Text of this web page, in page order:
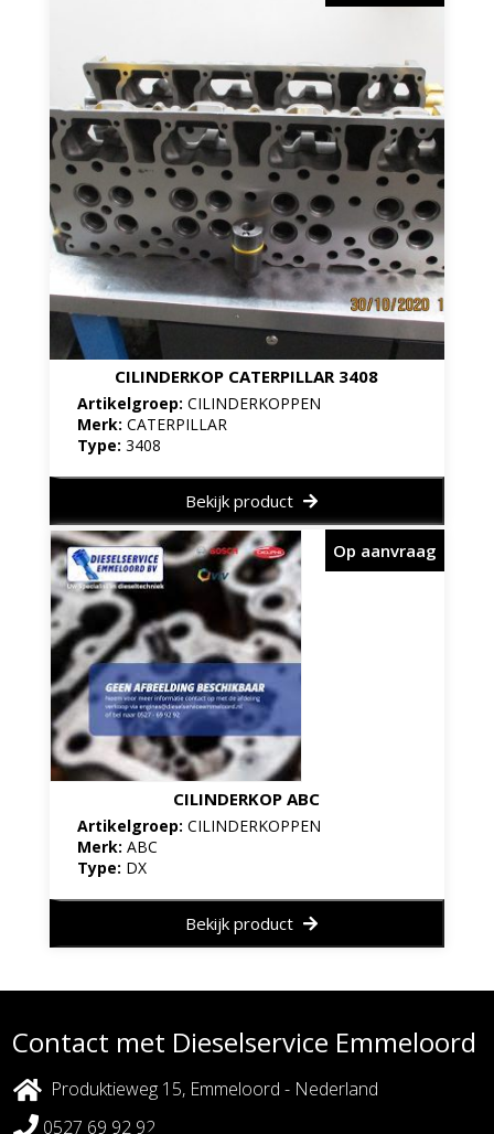
CILINDERKOP CATERPILLAR 3408
Artikelgroep: CILINDERKOPPEN
Merk: CATERPILLAR
Type: 3408
Bekijk product
CILINDERKOP ABC
Artikelgroep: CILINDERKOPPEN
Merk: ABC
Type: DX
Op aanvraag
Bekijk product
Contact met Dieselservice Emmeloord
Produktieweg 15, Emmeloord - Nederland
0527 69 92 92